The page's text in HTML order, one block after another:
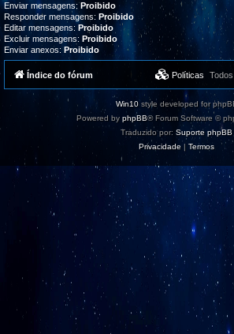
Enviar mensagens:Proibido
Responder mensagens: Proibido
Editar mensagens: Proibido
Excluir mensagens: Proibido
Enviar anexos: Proibido
Índice do fórum Políticas
Win10style developed for
Powered by phpBB® Forum Software ©
Traduzido por: Suporte phpBB
Privacidade | Termos